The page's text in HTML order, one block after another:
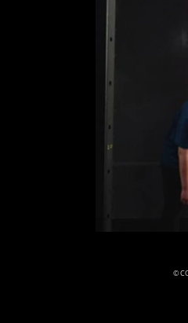
©